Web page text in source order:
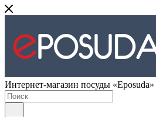
Интернет-магазин посуды «Eposuda»